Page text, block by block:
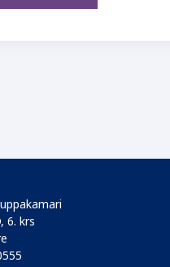
6. krs